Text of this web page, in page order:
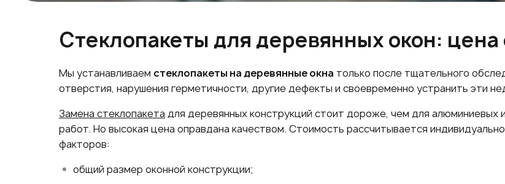
Стеклопакеты для деревянных окон: цена
Мы устанавливаем стеклопакеты на деревянные окна только после тщательного
отверстия, нарушения герметичности, другие дефекты и своевременно устранить эти
Замена стеклопакета для деревянных конструкций стоит дороже, чем для алюминиевых
работ. Но высокая цена оправдана качеством. Стоимость рассчитывается
факторов:
общий размер оконной конструкции;